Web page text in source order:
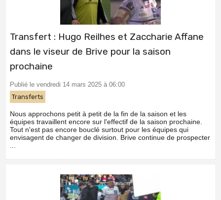
Transfert : Hugo Reilhes et Zaccharie Affane
dans le viseur de Brive pour la saison
prochaine
Publié le vendredi 14 mars 2025 à 06:00
Transferts
Nous approchons petit à petit de la fin de la saison et les
équipes travaillent encore sur l'effectif de la saison prochaine.
Tout n'est pas encore bouclé surtout pour les équipes qui
envisagent de changer de division. Brive continue de prospecter